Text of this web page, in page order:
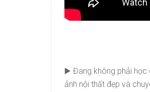
▶️ Đang không phải học
ảnh nội thất đẹp và